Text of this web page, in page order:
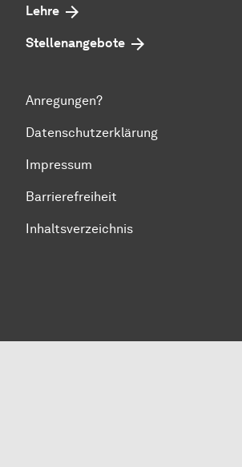
Lehre
Stellenangebote
Anregungen?
Datenschutzerklärung
Impressum
Barrierefreiheit
Inhaltsverzeichnis